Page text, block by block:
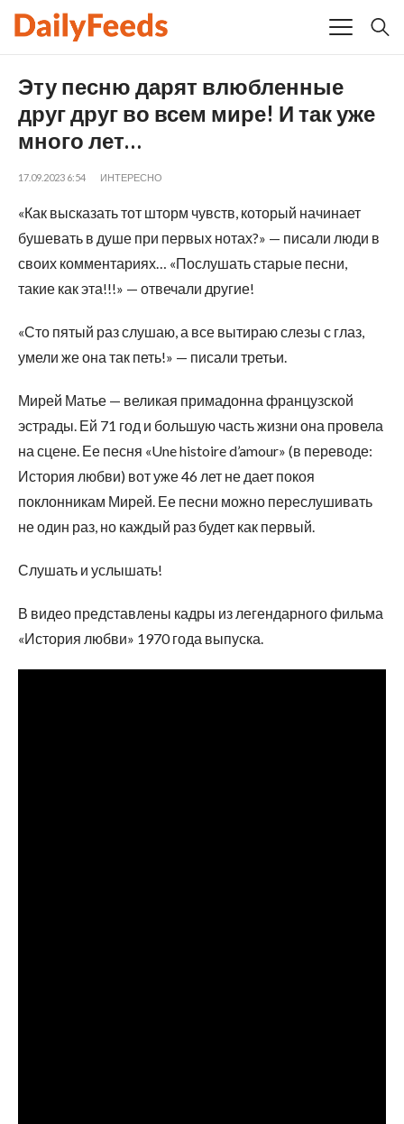
Эту песню дарят влюбленные
друг друг во всем мире! И так уже
много лет…
17.09.2023 6:54 ИНТЕРЕСНО
«Как высказать тот шторм чувств, который начинает
бушевать в душе при первых нотах?» — писали люди в
своих комментариях… «Послушать старые песни,
такие как эта!!!» — отвечали другие!
«Сто пятый раз слушаю, а все вытираю слезы с глаз,
умели же она так петь!» — писали третьи.
Мирей Матье — великая примадонна французской
эстрады. Ей 71 год и большую часть жизни она провела
на сцене. Ее песня «Une histoire d’amour» (в переводе:
История любви) вот уже 46 лет не дает покоя
поклонникам Мирей. Ее песни можно переслушивать
не один раз, но каждый раз будет как первый.
Слушать и услышать!
В видео представлены кадры из легендарного фильма
«История любви» 1970 года выпуска.